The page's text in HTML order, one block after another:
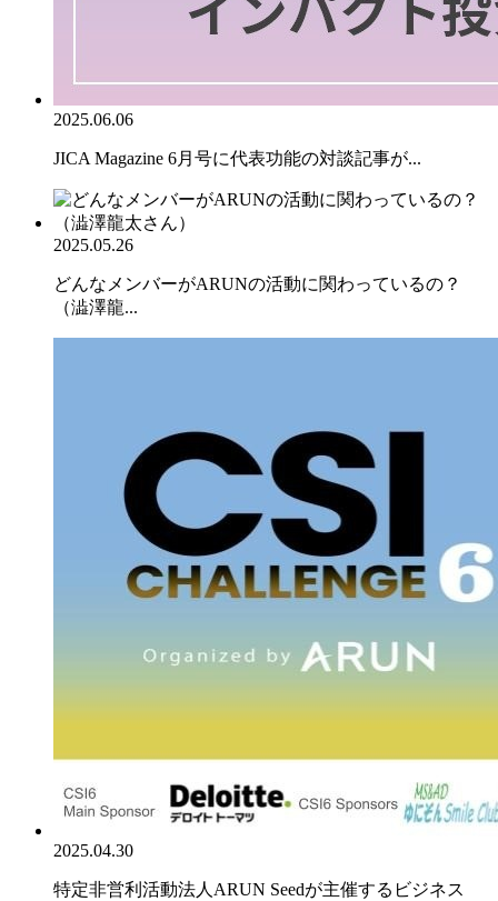
2025.06.06
JICA Magazine 6月号に代表功能の対談記事が...
2025.05.26
どんなメンバーがARUNの活動に関わっているの？
（澁澤龍...
2025.04.30
特定非営利活動法人ARUN Seedが主催するビジネス